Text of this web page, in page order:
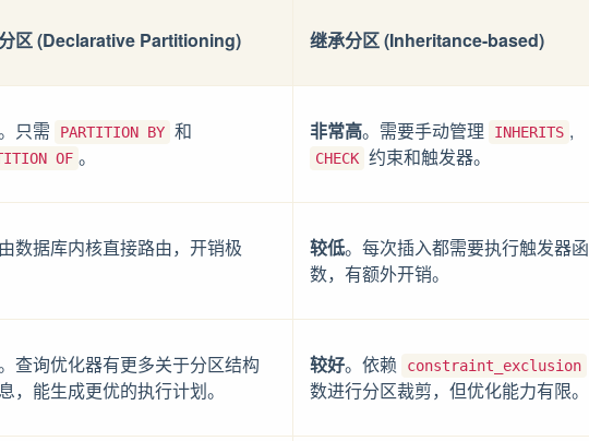
区 (Declarative Partitioning) 继承分区 (Inheritance-based)
只需 PARTITION BY 和
OF 。
非常高。需要手动管理 INHERITS ,
CHECK 约束和触发器。
数据库内核直接路由，开销极
较低。每次插入都需要执行触发器函
数，有额外开销。
查询优化器有更多关于分区结构
，能生成更优的执行计划。
较好。依赖 constraint_exclusion
数进行分区裁剪，但优化能力有限。